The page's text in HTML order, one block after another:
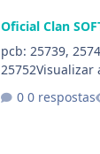
Oficial Clan
pcb: 25739,
0 respostas